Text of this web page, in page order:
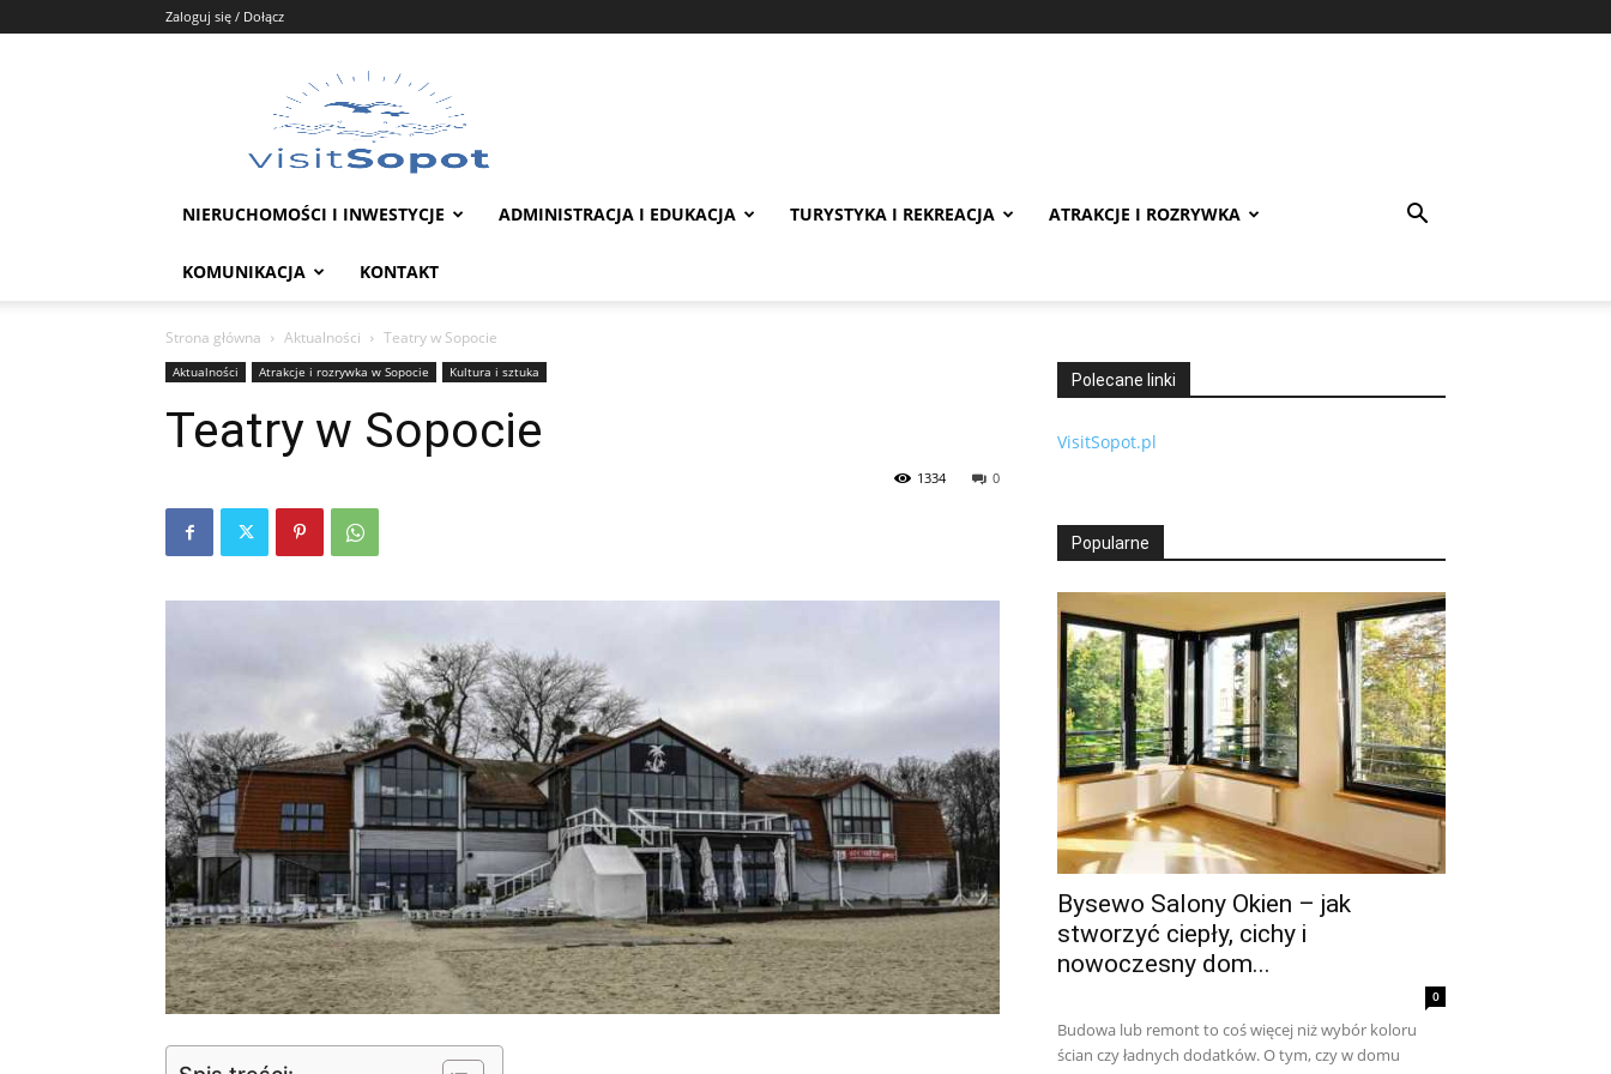
Zaloguj się / Dołącz
Portal
Sopot
NIERUCHOMOŚCI I INWESTYCJE ADMINISTRACJA I EDUKACJA TURYSTYKA I REKREACJA ATRAKCJE I ROZRYWKA
KOMUNIKACJA KONTAKT
Strona główna Aktualności Teatry w Sopocie
Aktualności Atrakcje i rozrywka w Sopocie Kultura i sztuka
Teatry w Sopocie
0
1334
Polecane linki
VisitSopot.pl
Popularne
Bysewo Salony Okien – jak
stworzyć ciepły, cichy i
nowoczesny dom...
0
Budowa lub remont to coś więcej niż wybór koloru
ścian czy ładnych dodatków. O tym, czy w domu